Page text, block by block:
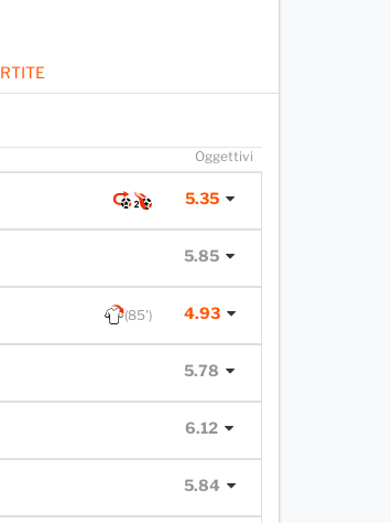
Oggettivi
5.35
5.85
(85') 4.93
5.78
6.12
5.84